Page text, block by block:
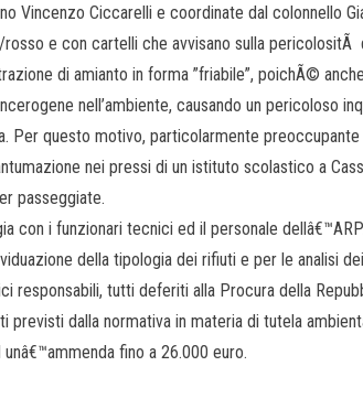
Vincenzo Ciccarelli e coordinate dal colonnello
e con cartelli che avvisano sulla pericolositÃ
di amianto in forma ”friabile”, poichÃ©
nell’ambiente, causando un pericoloso
Per questo motivo, particolarmente
nei pressi di un istituto scolastico a
passeggiate.
con i funzionari tecnici ed il personale
della tipologia dei rifiuti e per le analisi
responsabili, tutti deferiti alla Procura della
previsti dalla normativa in materia di tutela
fino a 26.000 euro.